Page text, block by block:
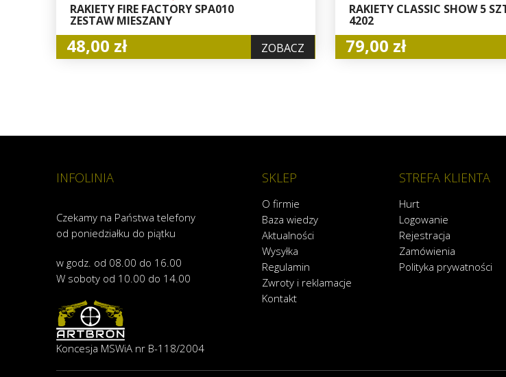
RAKIETY FIRE FACTORY SPA010
ZESTAW MIESZANY
48,00 zł ZOBACZ
RAKIETY CLASSIC SHOW 5
4202
79,00 zł
INFOLINIA
Czekamy na Państwa telefony
od poniedziałku do piątku
w godz. od 08.00 do 16.00
W soboty od 10.00 do 14.00
Koncesja MSWiA nr B-118/2004
SKLEP
O firmie
Baza wiedzy
Aktualności
Wysyłka
Regulamin
Zwroty i reklamacje
Kontakt
STREFA KLIENTA
Hurt
Logowanie
Rejestracja
Zamówienia
Polityka prywatności